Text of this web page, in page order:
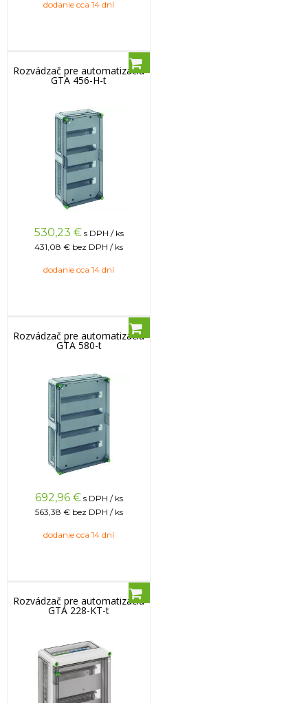
dodanie cca 14 dní
Rozvádzač pre automatizáciu
GTA 456-H-t
530,23 € s DPH / ks
431,08 € bez DPH / ks
dodanie cca 14 dní
Rozvádzač pre automatizáciu
GTA 580-t
692,96 € s DPH / ks
563,38 € bez DPH / ks
dodanie cca 14 dní
Rozvádzač pre automatizáciu
GTA 228-KT-t